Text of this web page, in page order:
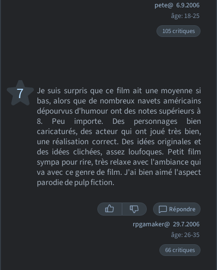
pete@ 6.9.2006
âge: 18-25
105 critiques
Je suis surpris que ce film ait une moyenne si
bas, alors que de nombreux navets américains
dépourvus d'humour ont des notes supérieurs à
8. Peu importe. Des personnages bien
caricaturés, des acteur qui ont joué très bien,
une réalisation correct. Des idées originales et
des idées clichées, assez loufoques. Petit film
sympa pour rire, très relaxe avec l'ambiance qui
va avec ce genre de film. J'ai bien aimé l'aspect
parodie de pulp fiction.
7
Répondre
rpgamaker@ 29.7.2006
âge: 26-35
66 critiques